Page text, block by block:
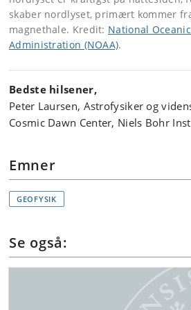
skaber nordlyset, primært kommer
magnethale. Kredit: National
Administration (NOAA).
Bedste hilsener,
Peter Laursen, Astrofysiker og
Cosmic Dawn Center, Niels Bohr
Emner
GEOFYSIK
Se også: